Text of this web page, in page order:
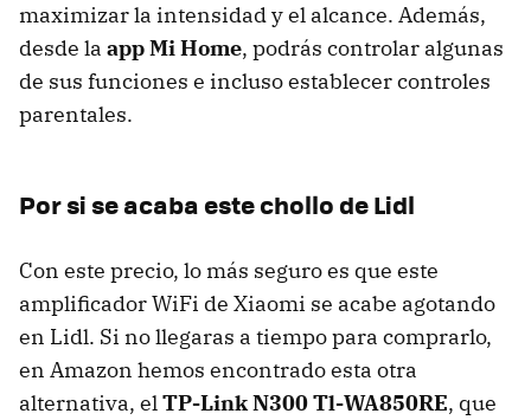
maximizar la intensidad y el alcance. Además,
desde la app Mi Home, podrás controlar algunas
de sus funciones e incluso establecer controles
parentales.
Por si se acaba este chollo de Lidl
Con este precio, lo más seguro es que este
amplificador WiFi de Xiaomi se acabe agotando
en Lidl. Si no llegaras a tiempo para comprarlo,
en Amazon hemos encontrado esta otra
alternativa, elTP-Link N300 Tl-WA850RE, que